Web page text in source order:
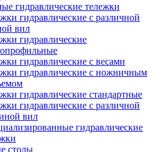
гидравлические тележки
гидравлические с различной
вил
гидравлические
гидравлические с весами
гидравлические с ножничным
гидравлические стандартные
гидравлические с различной
вил
гидравлические
столы